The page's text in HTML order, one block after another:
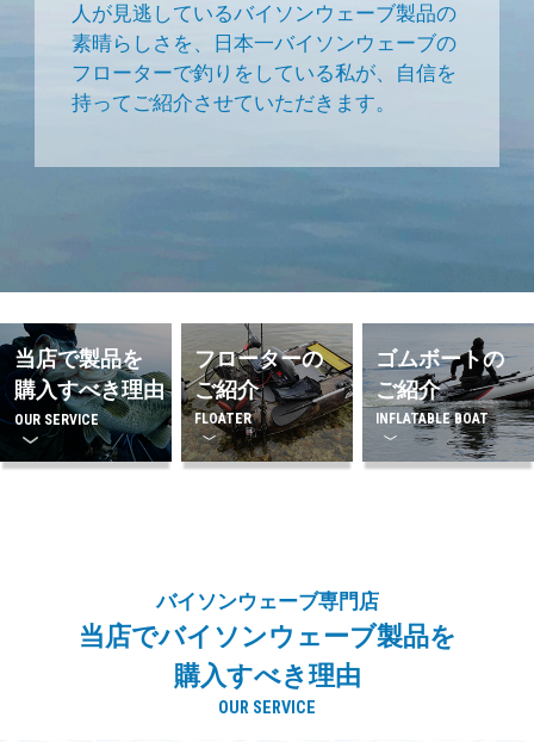
人が見逃しているバイソンウェーブ製品の
素晴らしさを、日本一バイソンウェーブの
フローターで釣りをしている私が、自信を
持ってご紹介させていただきます。
当店で製品を
購入すべき理由
OUR SERVICE
フローターの
ご紹介
FLOATER
ゴムボートの
ご紹介
INFLATABLE BOAT
バイソンウェーブ専門店
当店でバイソンウェーブ製品を
購入すべき理由
OUR SERVICE